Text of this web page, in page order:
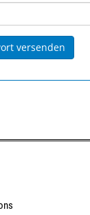
versenden